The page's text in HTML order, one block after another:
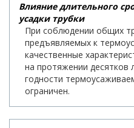
Влияние длительного
усадки трубки
При соблюдении общих
предъявляемых к
качественные
на протяжении десятков
годности
ограничен.